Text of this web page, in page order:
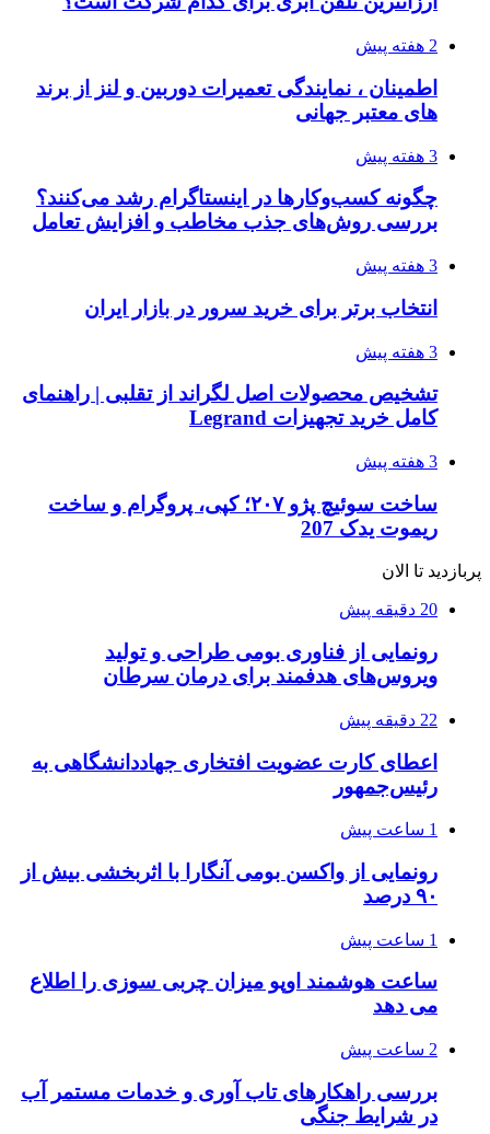
2 هفته پیش
اطمینان ، نمایندگی تعمیرات دوربین و لنز از برند
های معتبر جهانی
3 هفته پیش
چگونه کسب‌وکارها در اینستاگرام رشد می‌کنند؟
بررسی روش‌های جذب مخاطب و افزایش تعامل
3 هفته پیش
انتخاب برتر برای خرید سرور در بازار ایران
3 هفته پیش
تشخیص محصولات اصل لگراند از تقلبی | راهنمای
کامل خرید تجهیزات Legrand
3 هفته پیش
ساخت سوئیچ پژو ۲۰۷؛ کپی، پروگرام و ساخت
ریموت یدک 207
پربازدید تا الان
20 دقیقه پیش
رونمایی از فناوری بومی طراحی و تولید
ویروس‌های هدفمند برای درمان سرطان
22 دقیقه پیش
اعطای کارت عضویت افتخاری جهاددانشگاهی به
رئیس‌جمهور
1 ساعت پیش
رونمایی از واکسن بومی آنگارا با اثربخشی بیش از
۹۰ درصد
1 ساعت پیش
ساعت هوشمند اوپو میزان چربی سوزی را اطلاع
می دهد
2 ساعت پیش
بررسی راهکارهای تاب آوری و خدمات مستمر آب
در شرایط جنگی